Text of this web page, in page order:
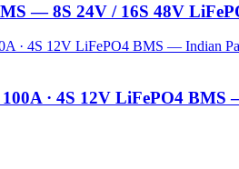
— 8S 24V / 16S 48V
100A · 4S 12V LiFePO4